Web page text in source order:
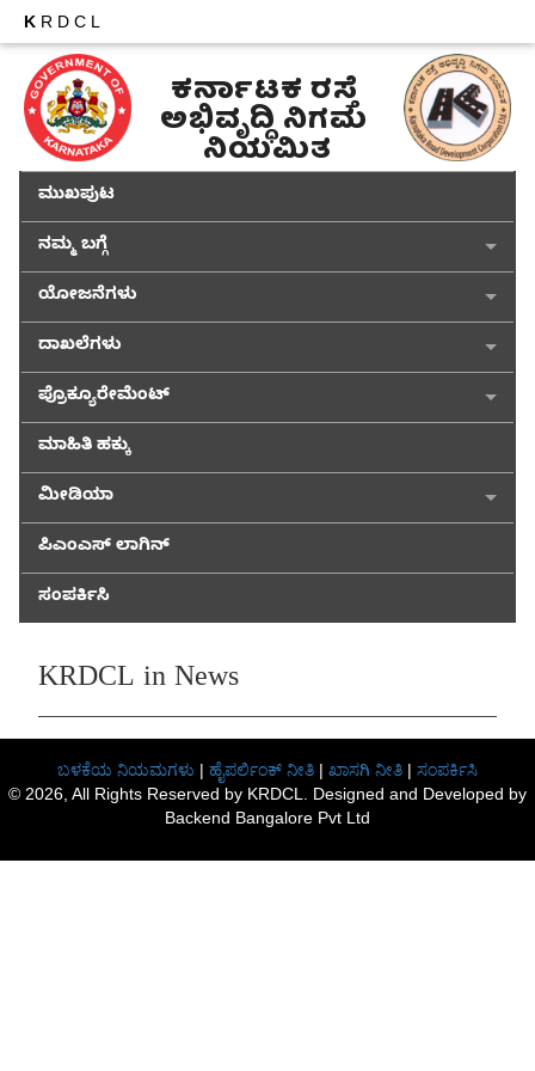
K RDCL
ಕರ್ನಾಟಕ ರಸ್ತೆ
ಅಭಿವೃದ್ಧಿ ನಿಗಮ
ನಿಯಮಿತ
ಮುಖಪುಟ
ನಮ್ಮ ಬಗ್ಗೆ
ಯೋಜನೆಗಳು
ದಾಖಲೆಗಳು
ಪ್ರೊಕ್ಯೂರೇಮೆಂಟ್
ಮಾಹಿತಿ ಹಕ್ಕು
ಮೀಡಿಯಾ
ಪಿಎಂಎಸ್ ಲಾಗಿನ್
ಸಂಪರ್ಕಿಸಿ
KRDCL in News
ಬಳಕೆಯ ನಿಯಮಗಳು | ಹೈಪರ್ಲಿಂಕ್ ನೀತಿ | ಖಾಸಗಿ ನೀತಿ | ಸಂಪರ್ಕಿಸಿ
© 2026, All Rights Reserved by KRDCL. Designed and Developed by
Backend Bangalore Pvt Ltd